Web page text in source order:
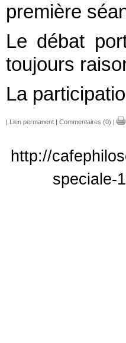
première
Le débat
toujours
La
| Lien permanent | Commentaires (0) |
http://
speciale-